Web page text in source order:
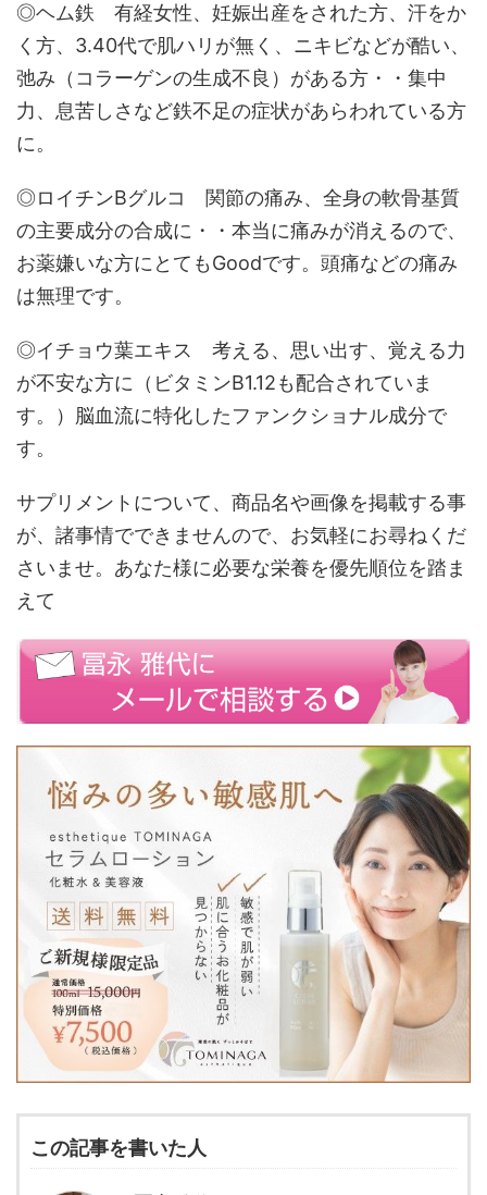
◎ヘム鉄 有経女性、妊娠出産をされた方、汗をか
く方、3.40代で肌ハリが無く、ニキビなどが酷い、
弛み（コラーゲンの生成不良）がある方・・集中
力、息苦しさなど鉄不足の症状があらわれている方
に。
◎ロイチンBグルコ 関節の痛み、全身の軟骨基質
の主要成分の合成に・・本当に痛みが消えるので、
お薬嫌いな方にとてもGoodです。頭痛などの痛み
は無理です。
◎イチョウ葉エキス 考える、思い出す、覚える力
が不安な方に（ビタミンB1.12も配合されていま
す。）脳血流に特化したファンクショナル成分で
す。
サプリメントについて、商品名や画像を掲載する事
が、諸事情でできませんので、お気軽にお尋ねくだ
さいませ。あなた様に必要な栄養を優先順位を踏ま
えて
この記事を書いた人